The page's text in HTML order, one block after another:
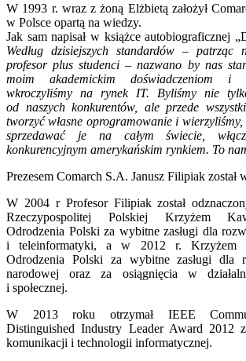
W 1993 r. wraz z żoną Elżbietą założył
w Polsce opartą na wiedzy.
Jak sam napisał w książce autobiograficznej
Według dzisiejszych standardów – patrząc
profesor plus studenci – nazwano by nas
moim akademickim doświadczeniom i
wkroczyliśmy na rynek IT. Byliśmy nie
od naszych konkurentów, ale przede
tworzyć własne oprogramowanie i wierzyliśmy,
sprzedawać je na całym świecie,
konkurencyjnym amerykańskim rynkiem. To
Prezesem Comarch S.A. Janusz Filipiak został
W 2004 r Profesor Filipiak został
Rzeczypospolitej Polskiej Krzyżem
Odrodzenia Polski za wybitne zasługi dla
i teleinformatyki, a w 2012 r. Krzyżem
Odrodzenia Polski za wybitne zasługi dla
narodowej oraz za osiągnięcia w
i społecznej.
W 2013 roku otrzymał IEEE
Distinguished Industry Leader Award 2012
komunikacji i technologii informatycznej.